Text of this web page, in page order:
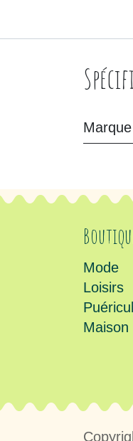
Marque
Mode
Loisirs
Maison